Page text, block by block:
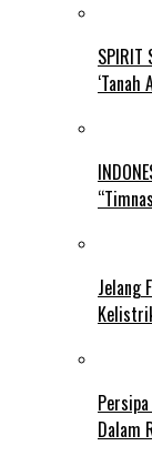
SPIRIT
Jelang
Dalam